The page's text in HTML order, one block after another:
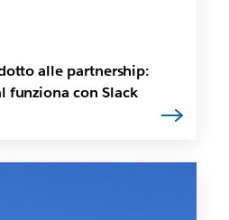
alle partnership:
funziona con Slack